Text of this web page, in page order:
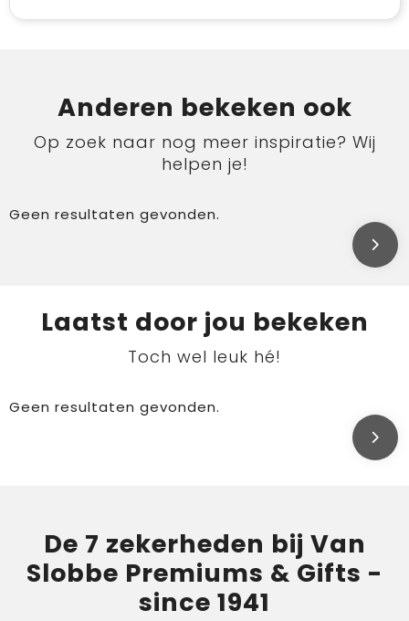
Anderen bekeken ook
Op zoek naar nog meer inspiratie? Wij
helpen je!
Geen resultaten gevonden.
Laatst door jou bekeken
Toch wel leuk hé!
Geen resultaten gevonden.
De 7 zekerheden bij Van
Slobbe Premiums & Gifts -
since 1941